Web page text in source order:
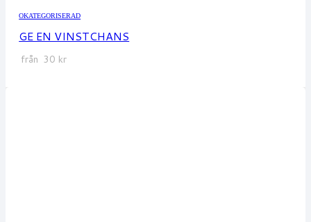
OKATEGORISERAD
GE EN VINSTCHANS
från 30 kr